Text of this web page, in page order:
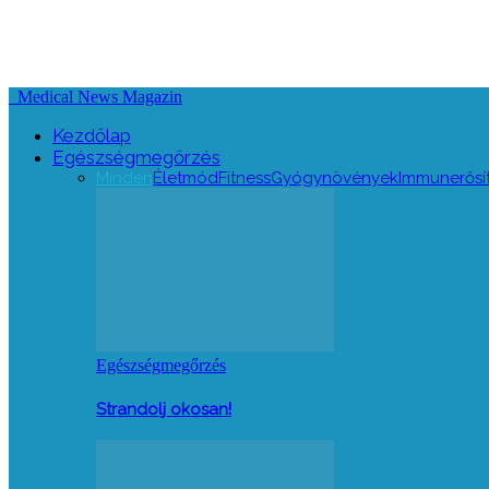
Medical News Magazin
Kezdőlap
Egészségmegőrzés
MindenÉletmódFitnessGyógynövények
Egészségmegőrzés
Strandolj okosan!